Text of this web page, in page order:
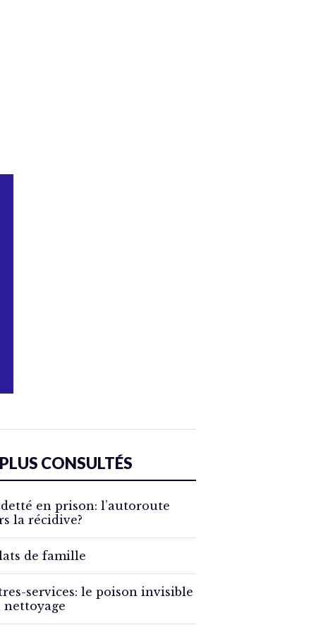
CONSULTÉS
en prison: l’autoroute
la récidive?
de famille
services: le poison invisible
nettoyage